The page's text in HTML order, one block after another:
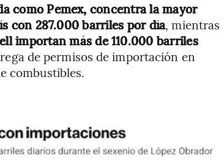
como Pemex, concentra la mayor
con 287.000 barriles por día, mientras
importan más de 110.000 barriles
de permisos de importación en
combustibles.